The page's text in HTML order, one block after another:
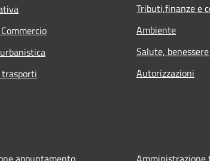
Tributi,finanze e
Ambiente
Salute,
Autorizzazioni